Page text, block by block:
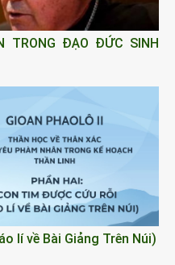
TRONG ĐẠO ĐỨC SINH
lí về Bài Giảng Trên Núi)